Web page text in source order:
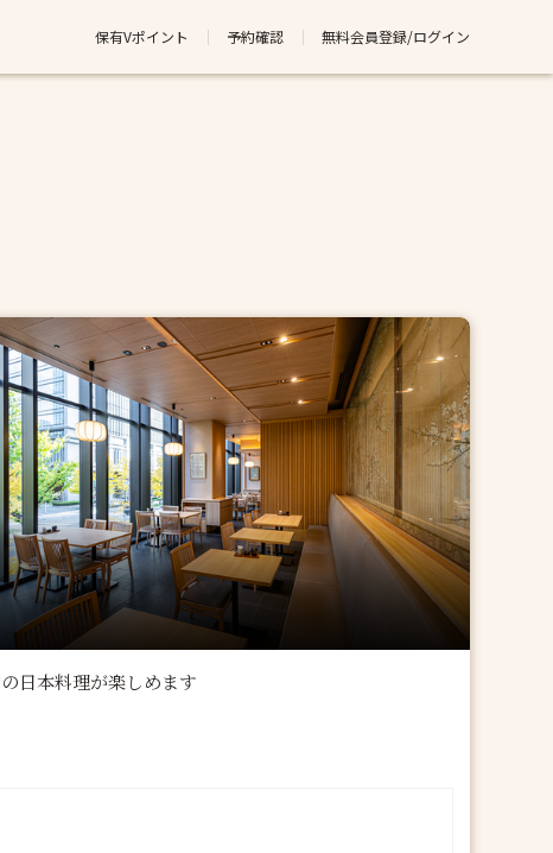
保有Vポイント 予約確認 無料会員登録/ログイン
日本料理が楽しめます